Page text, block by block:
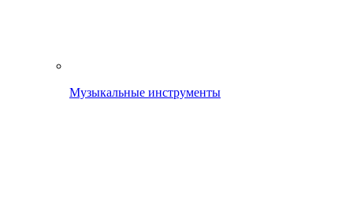
Музыкальные инструменты